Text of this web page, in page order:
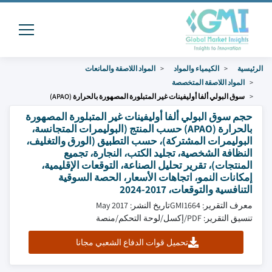
الرئيسية الكيمياء والمواد
المواد اللاصقة والمانعات
المواد اللاصقة المتخصصة
سوق البولي ألفا أوليفينات غير المتبلورة المصهورة بالحرارة (APAO)
حجم سوق البولي ألفا أوليفينات غير المتبلورة المصهورة
بالحرارة (APAO) حسب المنتج (البوليمرات المتجانسة،
البوليمرات المشتركة)، حسب التطبيق (الورق والتغليف،
النظافة الشخصية، تجليد الكتب، النجارة، تجميع
المنتجات)، تقرير تحليل الصناعة، التوقعات الإقليمية،
إمكانات النمو، اتجاهات الأسعار، الحصة السوقية
التنافسية والتوقعات، 2017-2024
معرف التقرير: GMI1664
تاريخ النشر: May 2017
تنسيق التقرير: PDF/إكسل/لوحة التحكم/منصة
تحميل قوات الدفاع الشعبي مجانا